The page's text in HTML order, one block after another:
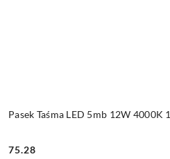
Pasek Taśma LED 5mb 12W 4000K
75.28